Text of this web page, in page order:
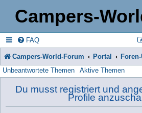
Campers-
FAQ
Campers-World-Forum Portal
Unbeantwortete Themen Aktive Themen
Du musst registriert und
Profile